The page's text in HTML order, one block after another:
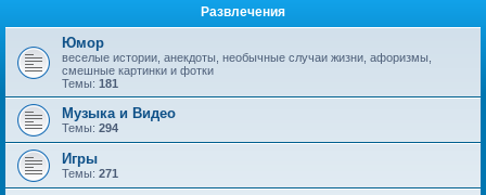
Развлечения
Юмор
веселые истории, анекдоты, необычные случаи жизни, афоризмы,
смешные картинки и фотки
Темы: 181
Музыка и Видео
Темы: 294
Игры
Темы: 271